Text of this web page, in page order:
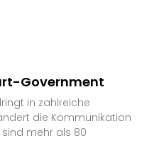
Government
in zahlreiche
die Kommunikation
mehr als 80